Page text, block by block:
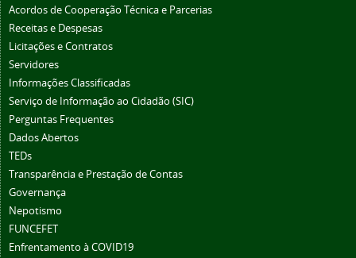
Acordos de Cooperação Técnica e Parcerias
Receitas e Despesas
Licitações e Contratos
Servidores
Informações Classificadas
Serviço de Informação ao Cidadão (SIC)
Perguntas Frequentes
Dados Abertos
TEDs
Transparência e Prestação de Contas
Governança
Nepotismo
FUNCEFET
Enfrentamento à COVID19